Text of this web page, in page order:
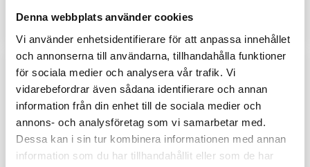
Denna webbplats använder cookies
Vi använder enhetsidentifierare för att anpassa innehållet
och annonserna till användarna, tillhandahålla funktioner
för sociala medier och analysera vår trafik. Vi
vidarebefordrar även sådana identifierare och annan
information från din enhet till de sociala medier och
annons- och analysföretag som vi samarbetar med.
Dessa kan i sin tur kombinera informationen med annan
information som du har tillhandahållit eller som de har
Lägg till i favoriter Lägg